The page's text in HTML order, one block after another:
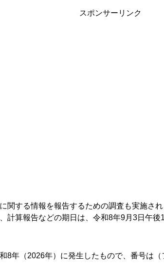
スポンサーリンク
関する情報を報告するための調査も実施さ
計算報告などの期日は、令和8年9月3日午後
8年（2026年）に発生したもので、番号は（